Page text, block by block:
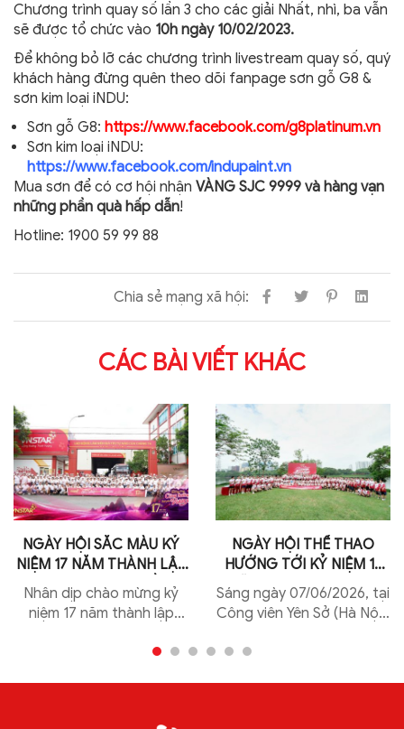
Chương trình quay số lần 3 cho các giải Nhất, nhì, ba vẫn
sẽ được tổ chức vào 10h ngày 10/02/2023.
Để không bỏ lỡ các chương trình livestream quay số, quý
khách hàng đừng quên theo dõi fanpage sơn gỗ G8 &
sơn kim loại iNDU:
Sơn gỗ G8: https://www.facebook.com/g8platinum.vn
Sơn kim loại iNDU:
https://www.facebook.com/indupaint.vn
Mua sơn để có cơ hội nhận VÀNG SJC 9999 và hàng vạn
những phần quà hấp dẫn!
Hotline: 1900 59 99 88
Chia sẻ mạng xã hội:
CÁC BÀI VIẾT KHÁC
NGÀY HỘI SẮC MÀU KỶ
NIỆM 17 NĂM THÀNH LẬP
SAO VIỆT NAM – ĐỒNG
LÒNG CỘNG HƯỞNG –
BỨT PHÁ VƯƠN XA
Nhân dịp chào mừng kỷ
niệm 17 năm thành lập
Nam (22/6/2009 –
NGÀY HỘI THỂ THAO
HƯỚNG TỚI KỶ NIỆM 17
NĂM THÀNH LẬP SAO
VIỆT NAM: KEEP RUNNING
Sáng ngày 07/06/2026, tại
Công viên Yên Sở (Hà Nội),
Nam đã tổ chức thành